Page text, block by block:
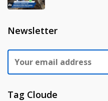
Newsletter
Tag Cloude